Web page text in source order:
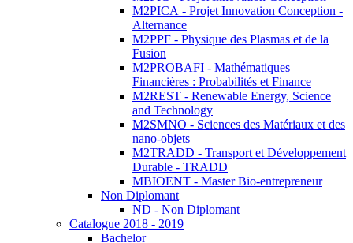
M2PICA - Projet Innovation Conception -
Alternance
M2PPF - Physique des Plasmas et de la
Fusion
M2PROBAFI - Mathématiques
Financières : Probabilités et Finance
M2REST - Renewable Energy, Science
and Technology
M2SMNO - Sciences des Matériaux et des
nano-objets
M2TRADD - Transport et Développement
Durable - TRADD
MBIOENT - Master Bio-entrepreneur
Non Diplomant
ND - Non Diplomant
Catalogue 2018 - 2019
Bachelor